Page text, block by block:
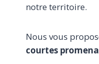
notre territoire.
Nous vous
courtes